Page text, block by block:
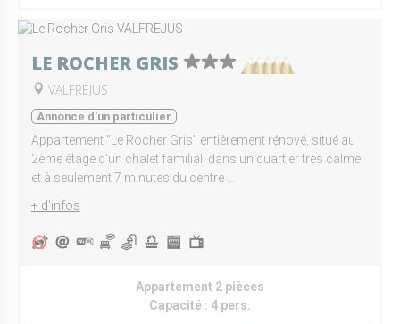
LE ROCHER GRIS
VALFREJUS
Annonce d'un particulier
Appartement "Le Rocher Gris" entièrement rénové, situé au
2ème étage d'un chalet familial, dans un quartier très calme
et à seulement 7 minutes du centre ...
+ d'infos
Appartement 2 pièces
Capacité : 4 pers.